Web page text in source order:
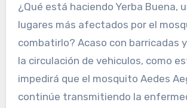
¿Qué está haciendo Yerba Buena,
lugares más afectados por el
combatirlo? Acaso con barricadas
la circulación de vehiculos, como
impedirá que el mosquito Aedes
continúe transmitiendo la